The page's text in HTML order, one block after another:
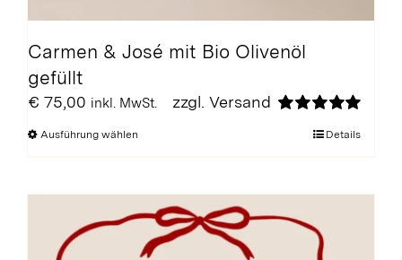
Carmen & José mit Bio Olivenöl
gefüllt
Bewertet
5.00von
€ 75,00 inkl. MwSt. zzgl. Versand
Ausführung wählen
mehrere
Varianten
auf.
Details